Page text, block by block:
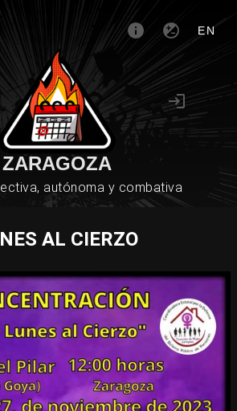
EN
ZARAGOZA
autónoma y combativa
AL CIERZO